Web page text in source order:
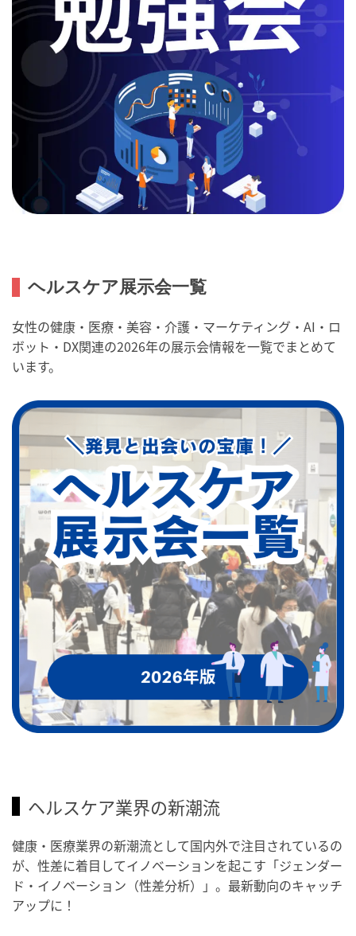
ヘルスケア展示会一覧
女性の健康・医療・美容・介護・マーケティング・AI・ロ
ボット・DX関連の2026年の展示会情報を一覧でまとめて
います。
ヘルスケア業界の新潮流
健康・医療業界の新潮流として国内外で注目されているの
が、性差に着目してイノベーションを起こす「ジェンダー
ド・イノベーション（性差分析）」。最新動向のキャッチ
アップに！